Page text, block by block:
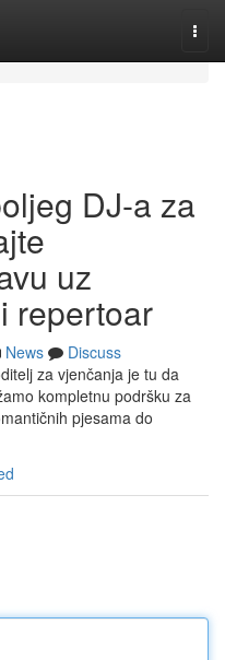
DJ-a za
uz
repertoar
News
Discuss
za vjenčanja je tu da
kompletnu podršku za
pjesama do